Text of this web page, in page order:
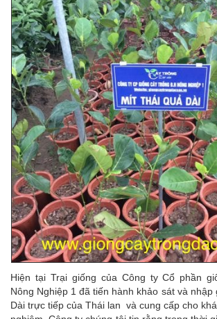
Hiện tại Trại giống của Công ty Cổ phần
Nông Nghiệp 1 đã tiến hành khảo sát và
Dài trực tiếp của Thái lan và cung cấp cho